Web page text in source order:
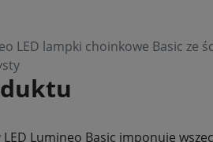
LED lampki choinkowe Basic ze
Lumineo Basic imponuje